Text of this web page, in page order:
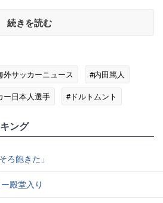
続きを読む
外サッカーニュース
#内田篤人
ー日本人選手
#ドルトムント
ング
ろ飽きた」
殿堂入り